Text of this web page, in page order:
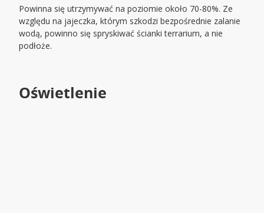
Powinna się utrzymywać na poziomie około 70-80%. Ze
względu na jajeczka, którym szkodzi bezpośrednie zalanie
wodą, powinno się spryskiwać ścianki terrarium, a nie
podłoże.
Oświetlenie